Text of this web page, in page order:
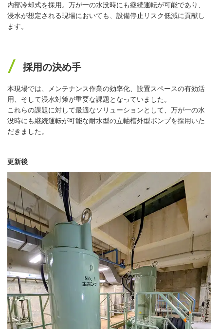
内部冷却式を採用。万が一の水没時にも継続運転が可能であり、
浸水が想定される現場においても、設備停止リスク低減に貢献し
ます。
採用の決め手
本現場では、メンテナンス作業の効率化、設置スペースの有効活
用、そして浸水対策が重要な課題となっていました。
これらの課題に対して最適なソリューションとして、万が一の水
没時にも継続運転が可能な耐水型の立軸槽外型ポンプを採用いた
だきました。
更新後